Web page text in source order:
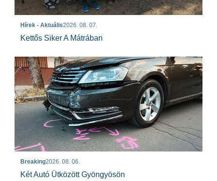
Hírek - Aktuális2026. 08. 07.
Kettős Siker A Mátrában
Breaking2026. 08. 06.
Két Autó Ütközött Gyöngyösön